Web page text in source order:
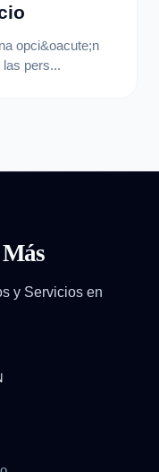
opci&oacute;n
pers...
y Servicios en